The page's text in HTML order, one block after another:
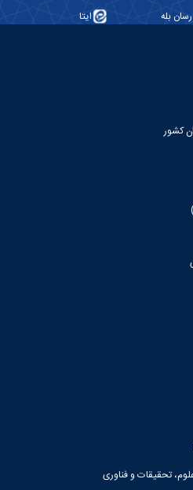
بله ایتا
کشور
تحقیقات و فناوری